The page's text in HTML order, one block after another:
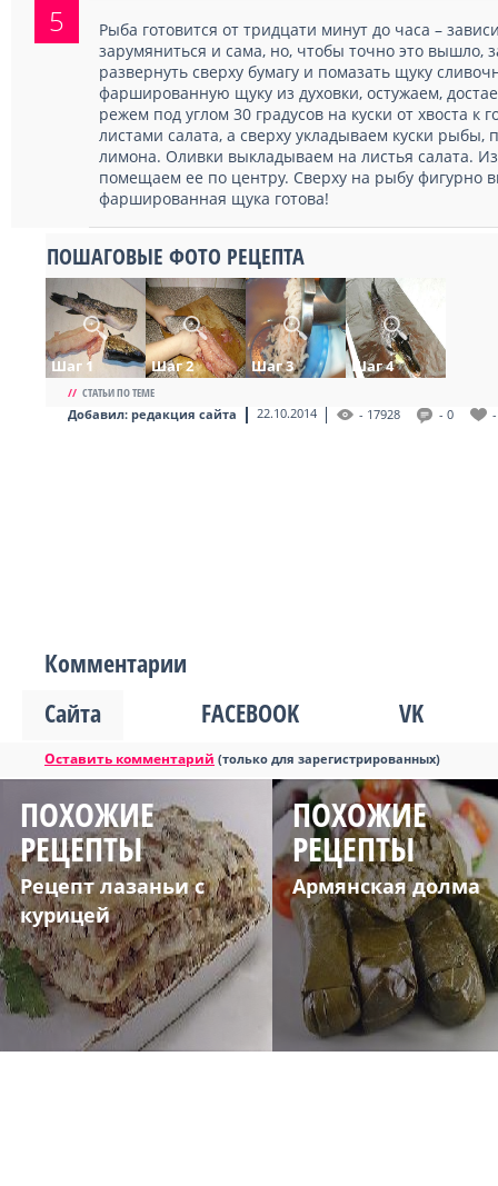
5
Рыба готовится от тридцати минут до часа –
зарумяниться и сама, но, чтобы точно это вышло,
развернуть сверху бумагу и помазать щуку
фаршированную щуку из духовки, остужаем,
режем под углом 30 градусов на куски от хвоста к
листами салата, а сверху укладываем куски рыбы,
лимона. Оливки выкладываем на листья салата.
помещаем ее по центру. Сверху на рыбу фигурно
фаршированная щука готова!
ПОШАГОВЫЕ ФОТО РЕЦЕПТА
Шаг 1 Шаг 2 Шаг 3 Шаг 4
// СТАТЬИ ПО ТЕМЕ
Добавил: редакция сайта 22.10.2014 - 17928 - 0
Комментарии
Сайта
FACEBOOK VK
Оставить комментарий (только для зарегистрированных)
ПОХОЖИЕ
РЕЦЕПТЫ
Рецепт лазаньи с
курицей
ПОХОЖИЕ
РЕЦЕПТЫ
Армянская долма